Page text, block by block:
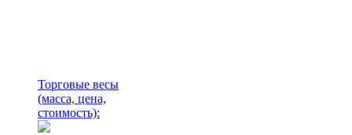
Торговые весы
(масса, цена,
стоимость):